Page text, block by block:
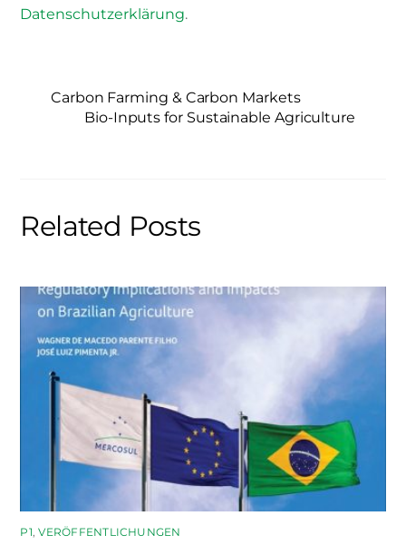
Datenschutzerklärung.
Carbon Farming & Carbon Markets
Bio-Inputs for Sustainable Agriculture
Related Posts
P1,VERÖFFENTLICHUNGEN